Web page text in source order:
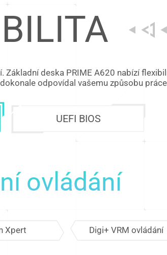
deska PRIME A620 nabízí
odpovídal vašemu způsobu
UEFI BIOS
ovládání
Xpert Digi+ VRM ovládání